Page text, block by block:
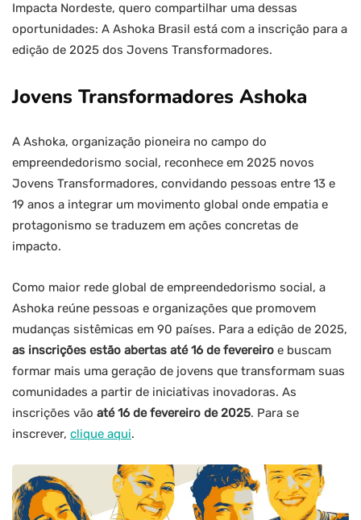
Impacta Nordeste, quero compartilhar uma dessas
oportunidades: A Ashoka Brasil está com a inscrição para a
edição de 2025 dos Jovens Transformadores.
Jovens Transformadores Ashoka
A Ashoka, organização pioneira no campo do
empreendedorismo social, reconhece em 2025 novos
Jovens Transformadores, convidando pessoas entre 13 e
19 anos a integrar um movimento global onde empatia e
protagonismo se traduzem em ações concretas de
impacto.
Como maior rede global de empreendedorismo social, a
Ashoka reúne pessoas e organizações que promovem
mudanças sistêmicas em 90 países. Para a edição de 2025,
as inscrições estão abertas até 16 de fevereiro e buscam
formar mais uma geração de jovens que transformam suas
comunidades a partir de iniciativas inovadoras. As
inscrições vão até 16 de fevereiro de 2025. Para se
inscrever, clique aqui.